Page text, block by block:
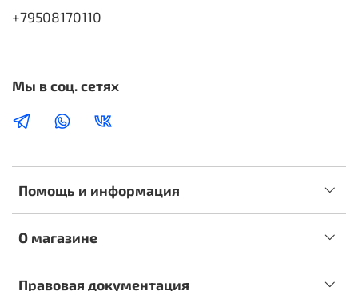
Помощь и информация
О магазине
Правовая документация
+79508170110
Мы в соц. сетях